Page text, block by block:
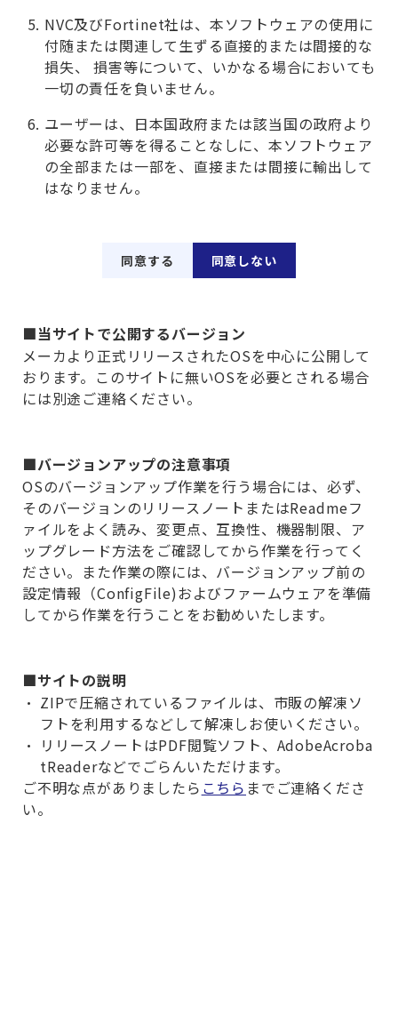
NVC及びFortinet社は、本ソフトウェアの使用に
付随または関連して生ずる直接的または間接的な
損失、 損害等について、いかなる場合においても
一切の責任を負いません。
ユーザーは、日本国政府または該当国の政府より
必要な許可等を得ることなしに、本ソフトウェア
の全部または一部を、直接または間接に輸出して
はなりません。
同意する 同意しない
■当サイトで公開するバージョン
メーカより正式リリースされたOSを中心に公開して
おります。このサイトに無いOSを必要とされる場合
には別途ご連絡ください。
■バージョンアップの注意事項
OSのバージョンアップ作業を行う場合には、必ず、
そのバージョンのリリースノートまたはReadmeフ
ァイルをよく読み、変更点、互換性、機器制限、ア
ップグレード方法をご確認してから作業を行ってく
ださい。また作業の際には、バージョンアップ前の
設定情報（ConfigFile)およびファームウェアを準備
してから作業を行うことをお勧めいたします。
■サイトの説明
ZIPで圧縮されているファイルは、市販の解凍ソ
フトを利用するなどして解凍しお使いください。
リリースノートはPDF閲覧ソフト、 AdobeAcroba
tReaderなどでごらんいただけます。
ご不明な点がありましたら こちら までご連絡くださ
い。